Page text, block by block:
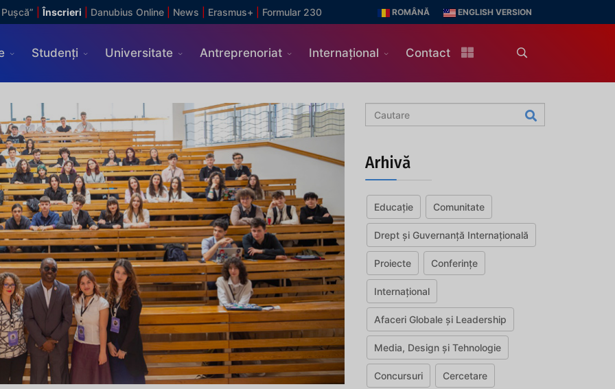
Înscrieri Danubius Online News Erasmus+ Formular 230 ROMÂNĂ ENGLISH VERSION
Studenți Universitate Antreprenoriat Internațional Contact
Arhivă
Educație Comunitate
Drept și Guvernanță Internațională
Proiecte Conferințe
Internațional
Afaceri Globale și Leadership
Media, Design și Tehnologie
Concursuri Cercetare